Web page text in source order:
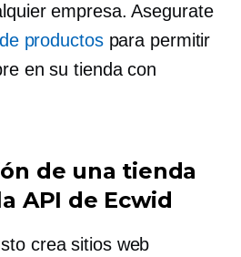
empresa. Asegurate
productospara permitir
en su tienda con
de una tienda
API de Ecwid
crea sitios web